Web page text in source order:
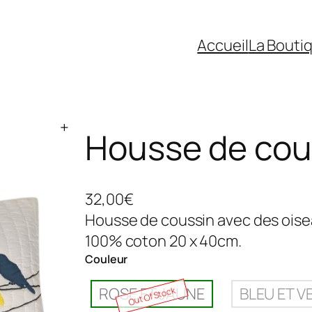
AccueilLa
+ Housse de
32,00€
Housse de coussin avec des
100% coton 20 x 40cm.
Couleur
Out Of Stock
ROSE ET JAUNE BLEU ET